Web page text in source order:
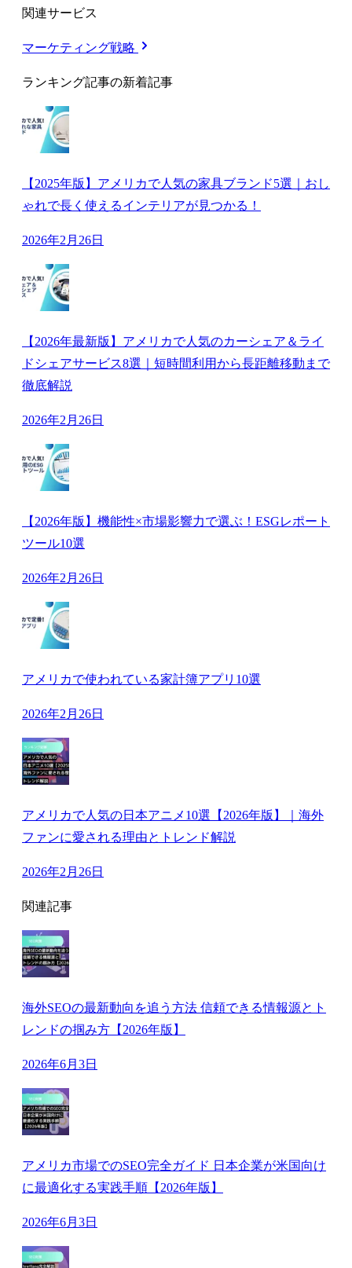
関連サービス
マーケティング戦略
ランキング記事の新着記事
【2025年版】アメリカで人気の家具ブランド5選｜おし
ゃれで長く使えるインテリアが見つかる！
2026年2月26日
【2026年最新版】アメリカで人気のカーシェア＆ライ
ドシェアサービス8選｜短時間利用から長距離移動まで
徹底解説
2026年2月26日
【2026年版】機能性×市場影響力で選ぶ！ESGレポート
ツール10選
2026年2月26日
アメリカで使われている家計簿アプリ10選
2026年2月26日
アメリカで人気の日本アニメ10選【2026年版】｜海外
ファンに愛される理由とトレンド解説
2026年2月26日
関連記事
海外SEOの最新動向を追う方法 信頼できる情報源とト
レンドの掴み方【2026年版】
2026年6月3日
アメリカ市場でのSEO完全ガイド 日本企業が米国向け
に最適化する実践手順【2026年版】
2026年6月3日